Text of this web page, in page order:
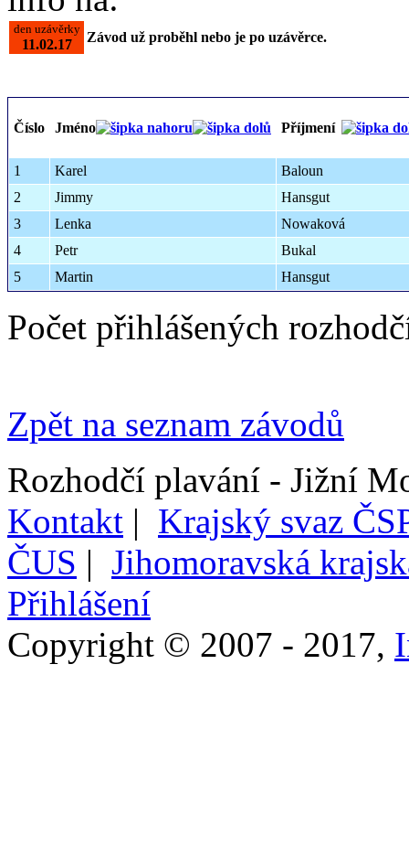
den uzávěrky
11.02.17 Závod už proběhl nebo je po uzávěrce.
Číslo Jméno Příjmení
1 Karel
Baloun
2
Jimmy
Hansgut
3
Lenka
Nowaková
4
Petr
Bukal
5
Martin Hansgut
Počet přihlášených
Zpět na seznam závodů
Rozhodčí plavání - Jižní
Kontakt | Krajský svaz
ČUS | Jihomoravská
Přihlášení
Copyright © 2007 - 2017,